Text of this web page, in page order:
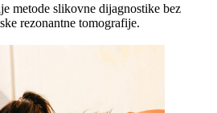
metode slikovne dijagnostike bez
rezonantne tomografije.